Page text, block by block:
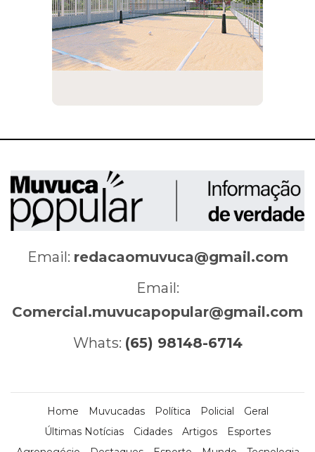
Email: redacaomuvuca@gmail.com
Email:
Comercial.muvucapopular@gmail.com
Whats: (65) 98148-6714
Home Muvucadas Política Policial
Geral
Últimas Notícias
Cidades Artigos
Esportes